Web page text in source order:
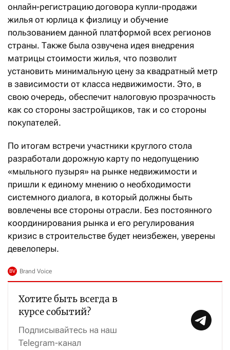
онлайн-регистрацию договора купли-продажи
жилья от юрлица к физлицу и обучение
пользованием данной платформой всех регионов
страны. Также была озвучена идея внедрения
матрицы стоимости жилья, что позволит
установить минимальную цену за квадратный метр
в зависимости от класса недвижимости. Это, в
свою очередь, обеспечит налоговую прозрачность
как со стороны застройщиков, так и со стороны
покупателей.
По итогам встречи участники круглого стола
разработали дорожную карту по недопущению
«мыльного пузыря» на рынке недвижимости и
пришли к единому мнению о необходимости
системного диалога, в который должны быть
вовлечены все стороны отрасли. Без постоянного
координирования рынка и его регулирования
кризис в строительстве будет неизбежен, уверены
девелоперы.
Хотите быть всегда в
курсе событий?
Подписывайтесь на наш
Telegram-канал